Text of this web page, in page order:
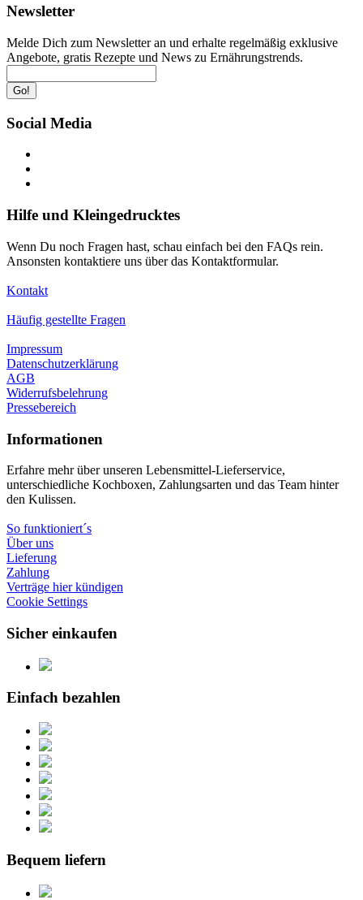
Newsletter
Melde Dich zum Newsletter an und erhalte regelmäßig exklusive
Angebote, gratis Rezepte und News zu Ernährungstrends.
Go!
Social Media
Hilfe und Kleingedrucktes
Wenn Du noch Fragen hast, schau einfach bei den FAQs rein.
Ansonsten kontaktiere uns über das Kontaktformular.
Kontakt
Häufig gestellte Fragen
Impressum
Datenschutzerklärung
AGB
Widerrufsbelehrung
Pressebereich
Informationen
Erfahre mehr über unseren Lebensmittel-Lieferservice,
unterschiedliche Kochboxen, Zahlungsarten und das Team hinter
den Kulissen.
So funktioniert´s
Über uns
Lieferung
Zahlung
Verträge hier kündigen
Cookie Settings
Sicher einkaufen
Einfach bezahlen
Bequem liefern